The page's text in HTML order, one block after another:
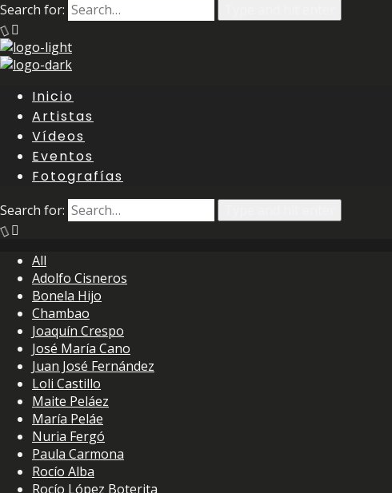
Search for:
Inicio
Artistas
Vídeos
Eventos
Fotografías
Search for:
All
Adolfo Cisneros
Bonela Hijo
Chambao
Joaquín Crespo
José María Cano
Juan José Fernández
Loli Castillo
Maite Peláez
María Peláe
Nuria Fergó
Paula Carmona
Rocío Alba
Rocío López Boterita